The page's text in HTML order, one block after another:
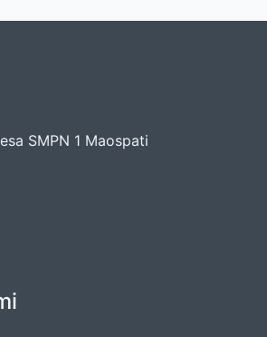
SMPN 1 Maospati